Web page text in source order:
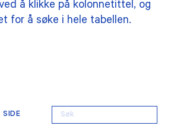
å klikke på kolonnetittel, og
for å søke i hele tabellen.
SIDE